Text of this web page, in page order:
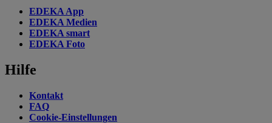
EDEKA App
EDEKA Medien
EDEKA smart
EDEKA Foto
Hilfe
Kontakt
FAQ
Cookie-Einstellungen